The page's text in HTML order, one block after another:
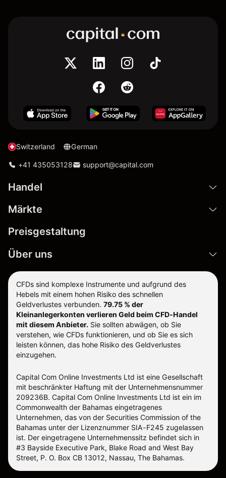
Switzerland German
+41 435053128 support@capital.com
Handel
Märkte
Preisgestaltung
Über uns
CFDs sind komplexe Instrumente und aufgrund des
Hebels mit einem hohen Risiko des schnellen
Geldverlustes verbunden. 79.75 % der
Kleinanlegerkonten verlieren Geld beim CFD-Handel
mit diesem Anbieter. Sie sollten abwägen, ob Sie
verstehen, wie CFDs funktionieren, und ob Sie es sich
leisten können, das hohe Risiko des Geldverlustes
einzugehen.
Capital Com Online Investments Ltd ist eine Gesellschaft
mit beschränkter Haftung mit der Unternehmensnummer
209236B. Capital Com Online Investments Ltd ist ein im
Commonwealth der Bahamas eingetragenes
Unternehmen, das von der Securities Commission of the
Bahamas unter der Lizenznummer SIA-F245 zugelassen
ist. Der eingetragene Unternehmenssitz befindet sich in
#3 Bayside Executive Park, Blake Road and West Bay
Street, P. O. Box CB 13012, Nassau, The Bahamas.